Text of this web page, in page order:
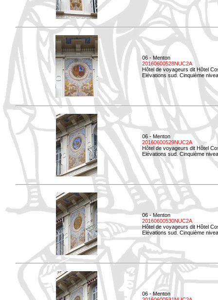
06 - Menton
20160600528NUC2A
Hôtel de voyageurs dit Hôtel
Elévations sud. Cinquième
06 - Menton
20160600529NUC2A
Hôtel de voyageurs dit Hôtel
Elévations sud. Cinquième
06 - Menton
20160600530NUC2A
Hôtel de voyageurs dit Hôtel
Elévations sud. Cinquième
06 - Menton